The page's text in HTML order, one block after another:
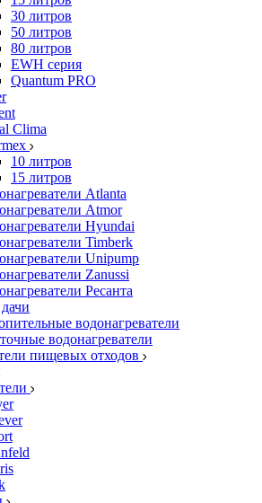
30 литров
50 литров
80 литров
EWH серия
Quantum PRO
Clima
10 литров
15 литров
Atlanta
Atmor
Hyundai
Timberk
Unipump
Zanussi
Ресанта
водонагреватели
водонагреватели
пищевых отходов